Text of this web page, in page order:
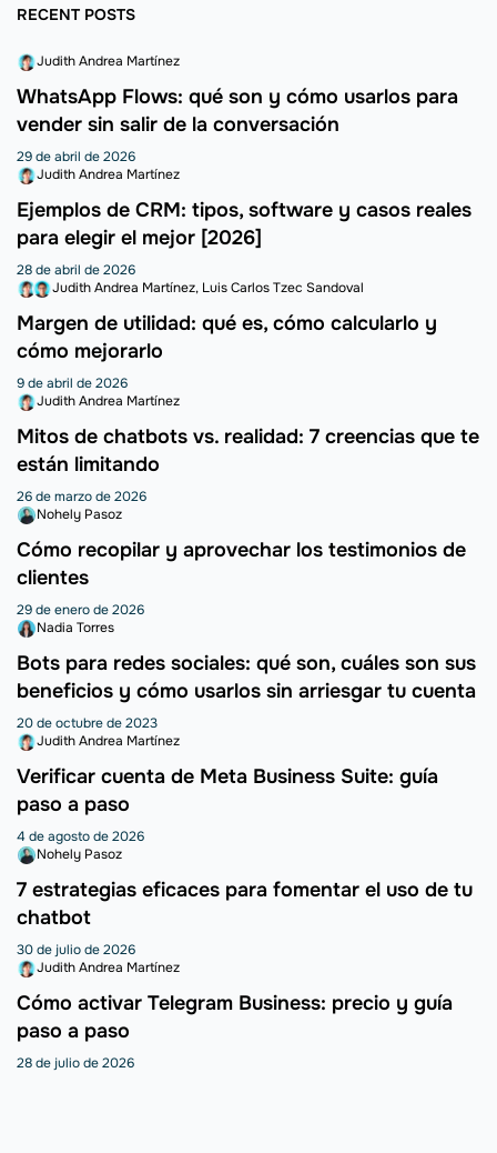
RECENT POSTS
Judith Andrea Martínez
WhatsApp Flows: qué son y cómo usarlos para
vender sin salir de la conversación
29 de abril de 2026
Judith Andrea Martínez
Ejemplos de CRM: tipos, software y casos reales
para elegir el mejor [2026]
28 de abril de 2026
Judith Andrea Martínez Luis Carlos Tzec Sandoval
Margen de utilidad: qué es, cómo calcularlo y
cómo mejorarlo
9 de abril de 2026
Judith Andrea Martínez
Mitos de chatbots vs. realidad: 7 creencias que te
están limitando
26 de marzo de 2026
Nohely Pasoz
Cómo recopilar y aprovechar los testimonios de
clientes
29 de enero de 2026
Nadia Torres
Bots para redes sociales: qué son, cuáles son sus
beneficios y cómo usarlos sin arriesgar tu cuenta
20 de octubre de 2023
Judith Andrea Martínez
Verificar cuenta de Meta Business Suite: guía
paso a paso
4 de agosto de 2026
Nohely Pasoz
7 estrategias eficaces para fomentar el uso de tu
chatbot
30 de julio de 2026
Judith Andrea Martínez
Cómo activar Telegram Business: precio y guía
paso a paso
28 de julio de 2026